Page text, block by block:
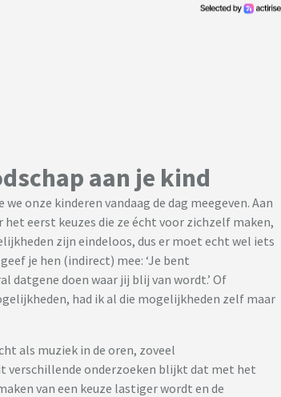
aan je kind
onze kinderen vandaag de dag meegeven. Aan
eerst keuzes die ze écht voor zichzelf maken,
zijn eindeloos, dus er moet echt wel iets
je hen (indirect) mee: ‘Je bent
datgene doen waar jij blij van wordt.’ Of
had ik al die mogelijkheden zelf maar
als muziek in de oren, zoveel
verschillende onderzoeken blijkt dat met het
van een keuze lastiger wordt en de